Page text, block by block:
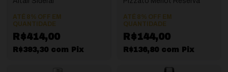
ATÉ 8% OFF EM
QUANTIDADE
R$414,00
R$393,30 com Pix
ATÉ 8% OFF EM
QUANTIDADE
R$144,00
R$136,80 com Pix